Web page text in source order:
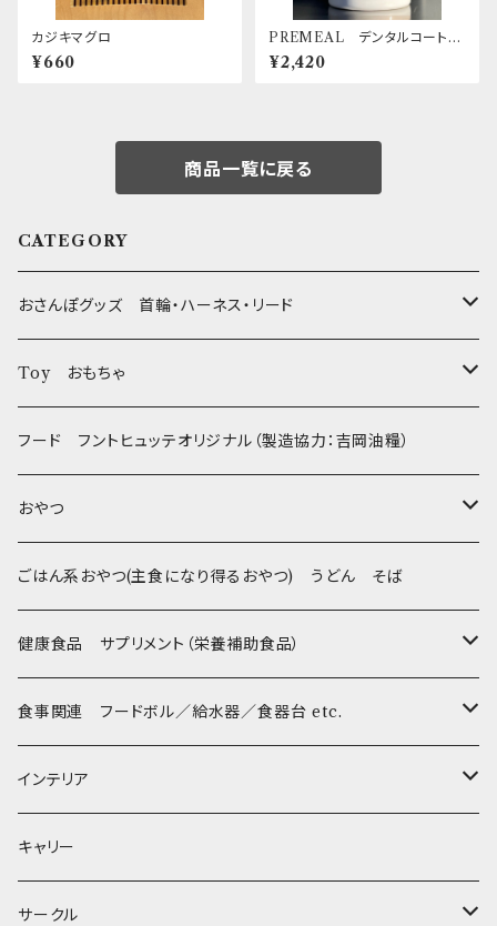
カジキマグロ
¥660
PREMEAL デンタルコートガ
ムUmanuka 50本入 馬皮＋
マヌカハニー / 口腔・腸内環境
¥2,420
商品一覧に戻る
CATEGORY
おさんぽグッズ 首輪・ハーネス・リード
フントヒュッテオリジナル Gold
Sサイズ(テープ幅1.5cm) _ 首輪&リードセット
Sサイズ(テープ幅1.5cm) _ ハーネス&リードセット
XSサイズ(テープ幅1.0cm) _ ハーネス&リードセット
XSサイズ(テープ幅1.0cm) _ 首輪
フントヒュッテオリジナル Silver(販売終了)
Collar & Leash - XS（超小型犬・幼犬用）
Harness & Leash - XS（超小型犬･幼犬用）
フントヒュッテオリジナル Woven
Harness & Leash - XS
Collar & Leash Set - S
セレクト
幼犬・超小型犬用 _ 幅1.0cm
小型犬用 _ 幅1.5cm
flexi フレキシリード(伸縮リード)
ライト
etc.
Toy おもちゃ
たまごちゃん
BESTEVER / ベストエバー
iDog&iCat
ぬいぐるみ
ラテックスTOY
PomPreece / ポンポリース
デンタル
etc.
BITE ME
フード フントヒュッテオリジナル（製造協力：吉岡油糧）
おやつ
Bon・rupa(ボンルパ)
京
Bonpuchi
職人の味
ジャーキー
和菓子
愛犬の健康おやつ
POCHETINO
etc.
季節限定 お正月
ごはん系おやつ(主食になり得るおやつ) うどん そば
健康食品 サプリメント（栄養補助食品）
涙やけ対策
健康維持
食糞防止
食事関連 フードボル／給水器／食器台 etc.
フードボウル
給水器
食器台
インテリア
カドラー／ベッド
トイレ
キャリー
サークル